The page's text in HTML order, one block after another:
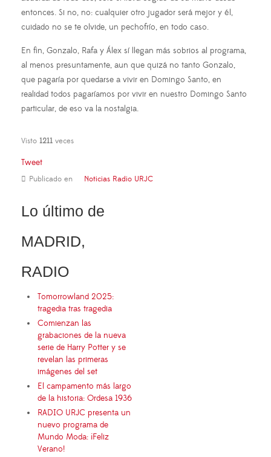
entonces. Si no, no: cualquier otro jugador será mejor y él,
cuidado no se te olvide, un pechofrío, en todo caso.
En fin, Gonzalo, Rafa y Álex sí llegan más sobrios al programa,
al menos presuntamente, aun que quizá no tanto Gonzalo,
que pagaría por quedarse a vivir en Domingo Santo, en
realidad todos pagaríamos por vivir en nuestro Domingo Santo
particular, de eso va la nostalgia.
Visto 1211 veces
Tweet
Publicado en Noticias Radio URJC
Lo último de
MADRID,
RADIO
Tomorrowland 2025:
tragedia tras tragedia
Comienzan las
grabaciones de la nueva
serie de Harry Potter y se
revelan las primeras
imágenes del set
El campamento más largo
de la historia: Ordesa 1936
RADIO URJC presenta un
nuevo programa de
Mundo Moda: ¡Feliz
Verano!